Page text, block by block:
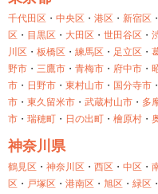
千代田区 ・ 中央区 ・ 港区 ・ 新宿区 ・
区 ・ 目黒区 ・ 大田区 ・ 世田谷区 ・
川区 ・ 板橋区 ・ 練馬区 ・ 足立区 ・
野市 ・ 三鷹市 ・ 青梅市 ・ 府中市 ・
市 ・ 日野市 ・ 東村山市 ・ 国分寺市 ・
市 ・ 東久留米市 ・ 武蔵村山市 ・ 多
市 ・ 瑞穂町 ・ 日の出町 ・ 檜原村 ・
神奈川県
鶴見区 ・ 神奈川区 ・ 西区 ・ 中区 ・
区 ・ 戸塚区 ・ 港南区 ・ 旭区 ・ 緑区 ・